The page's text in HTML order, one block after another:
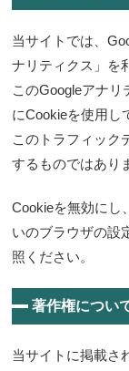
当サイトでは、
ナリティクス」を
このGoogleアナ
にCookieを使用し
このトラフィック
するものではあり
Cookieを無効にし
いのブラウザの設
照ください。
著作権につい
当サイトに掲載さ